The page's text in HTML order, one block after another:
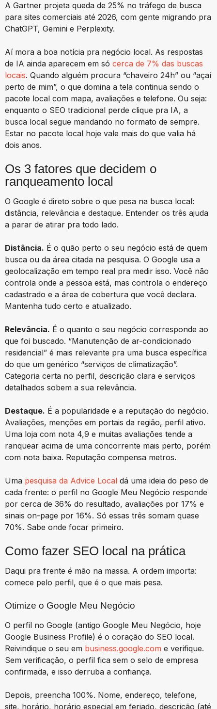
A Gartner projeta queda de 25% no tráfego de busca
para sites comerciais até 2026, com gente migrando pra
ChatGPT, Gemini e Perplexity.
Aí mora a boa notícia pra negócio local. As respostas
de IA ainda aparecem em só cerca de 7% das buscas
locais. Quando alguém procura “chaveiro 24h” ou “açaí
perto de mim”, o que domina a tela continua sendo o
pacote local com mapa, avaliações e telefone. Ou seja:
enquanto o SEO tradicional perde clique pra IA, a
busca local segue mandando no formato de sempre.
Estar no pacote local hoje vale mais do que valia há
dois anos.
Os 3 fatores que decidem o
ranqueamento local
O Google é direto sobre o que pesa na busca local:
distância, relevância e destaque. Entender os três ajuda
a parar de atirar pra todo lado.
Distância. É o quão perto o seu negócio está de quem
busca ou da área citada na pesquisa. O Google usa a
geolocalização em tempo real pra medir isso. Você não
controla onde a pessoa está, mas controla o endereço
cadastrado e a área de cobertura que você declara.
Mantenha tudo certo e atualizado.
Relevância. É o quanto o seu negócio corresponde ao
que foi buscado. “Manutenção de ar-condicionado
residencial” é mais relevante pra uma busca específica
do que um genérico “serviços de climatização”.
Categoria certa no perfil, descrição clara e serviços
detalhados sobem a sua relevância.
Destaque. É a popularidade e a reputação do negócio.
Avaliações, menções em portais da região, perfil ativo.
Uma loja com nota 4,9 e muitas avaliações tende a
ranquear acima de uma concorrente mais perto, porém
com nota baixa. Reputação compensa metros.
Uma pesquisa da Advice Local dá uma ideia do peso de
cada frente: o perfil no Google Meu Negócio responde
por cerca de 36% do resultado, avaliações por 17% e
sinais on-page por 16%. Só essas três somam quase
70%. Sabe onde focar primeiro.
Como fazer SEO local na prática
Daqui pra frente é mão na massa. A ordem importa:
comece pelo perfil, que é o que mais pesa.
Otimize o Google Meu Negócio
O perfil no Google (antigo Google Meu Negócio, hoje
Google Business Profile) é o coração do SEO local.
Reivindique o seu em business.google.com e verifique.
Sem verificação, o perfil fica sem o selo de empresa
confirmada, e isso derruba a confiança.
Depois, preencha 100%. Nome, endereço, telefone,
site, horário, horário especial em feriado, descrição (até